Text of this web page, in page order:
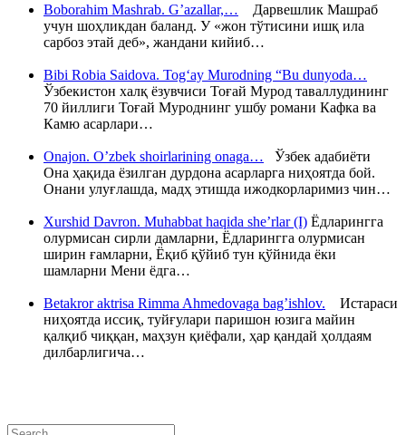
Boborahim Mashrab. G’azallar,… Дарвешлик Машраб
учун шоҳликдан баланд. У «жон тўтисини ишқ ила
сарбоз этай деб», жандани кийиб…
Bibi Robia Saidova. Tog‘ay Murodning “Bu dunyoda…
Ўзбекистон халқ ёзувчиси Тоғай Мурод таваллудининг
70 йиллиги Тоғай Муроднинг ушбу романи Кафка ва
Камю асарлари…
Onajon. O’zbek shoirlarining onaga… Ўзбек адабиёти
Она ҳақида ёзилган дурдона асарларга ниҳоятда бой.
Онани улуғлашда, мадҳ этишда ижодкорларимиз чин…
Xurshid Davron. Muhabbat haqida she’rlar (I) Ёдларингга
олурмисан сирли дамларни, Ёдларингга олурмисан
ширин ғамларни, Ёқиб қўйиб тун қўйнида ёки
шамларни Мени ёдга…
Betakror aktrisa Rimma Ahmedovaga bag’ishlov. Истараси
ниҳоятда иссиқ, туйғулари паришон юзига майин
қалқиб чиққан, маҳзун қиёфали, ҳар қандай ҳолдаям
дилбарлигича…